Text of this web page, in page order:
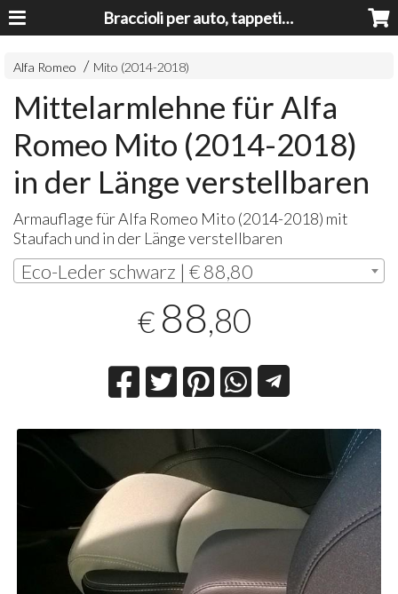
Braccioli per auto, tappeti auto, accessori auto MADE IN ITALY - Armrests, Mittelarmlehnen, Accoundoirs
Alfa Romeo Mito (2014-2018)
Mittelarmlehne für Alfa
Romeo Mito (2014-2018)
in der Länge verstellbaren
Armauflage für Alfa Romeo Mito (2014-2018) mit
Staufach und in der Länge verstellbaren
Eco-Leder schwarz | € 88,80
€ 88,80